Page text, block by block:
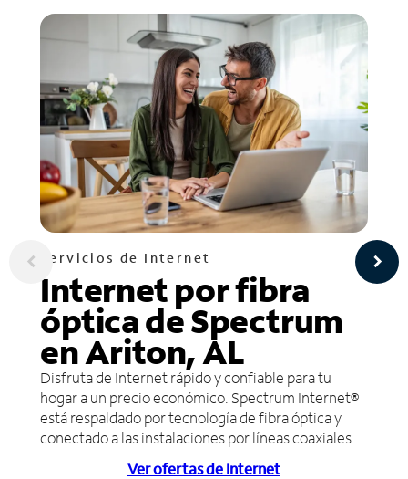
Servicios de Internet
Internet por fibra
óptica de Spectrum
en Ariton, AL
Disfruta de Internet rápido y confiable para tu
hogar a un precio económico. Spectrum Internet®
está respaldado por tecnología de fibra óptica y
conectado a las instalaciones por líneas coaxiales.
Ver ofertas de Internet